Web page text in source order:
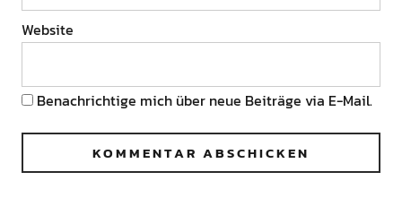
Website
Benachrichtige mich über neue Beiträge via E-Mail.